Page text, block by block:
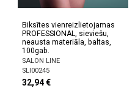
Biksītes vienreizlietojamas
PROFESSIONAL, sieviešu,
neausta materiāla, baltas,
100gab.
SALON LINE
SLI00245
32,94 €